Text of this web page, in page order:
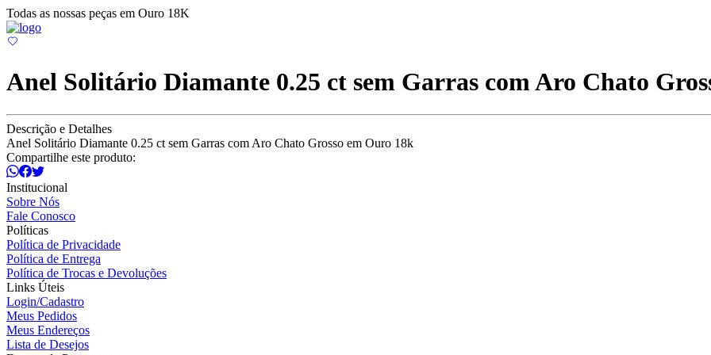
Todas as nossas peças em Ouro 18K
Anel Solitário Diamante 0.25 ct sem Garras com Aro Chato
Descrição e Detalhes
Anel Solitário Diamante 0.25 ct sem Garras com Aro Chato Grosso em Ouro 18k
Compartilhe este produto:
Institucional
Sobre Nós
Fale Conosco
Políticas
Política de Privacidade
Política de Entrega
Política de Trocas e Devoluções
Links Úteis
Login/Cadastro
Meus Pedidos
Meus Endereços
Lista de Desejos